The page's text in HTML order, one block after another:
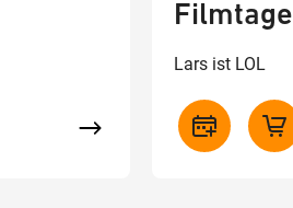
Filmtage
Lars ist LOL